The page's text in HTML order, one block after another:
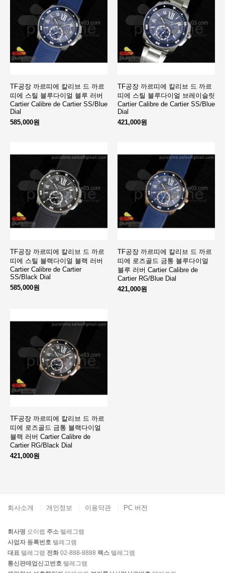
TF공장 까르띠에 칼리브 드 까르
띠에 스틸 블루다이얼 블루 러버
Cartier Calibre de Cartier SS/Blue
Dial
585,000원
TF공장 까르띠에 칼리브 드 까르
띠에 스틸 블루다이얼 브레이슬릿
Cartier Calibre de Cartier SS/Blue
Dial
421,000원
TF공장 까르띠에 칼리브 드 까르
띠에 스틸 블랙다이얼 블랙 러버
Cartier Calibre de Cartier
SS/Black Dial
585,000원
TF공장 까르띠에 칼리브 드 까르
띠에 로즈골드 금통 블루다이얼
블루 러버 Cartier Calibre de
Cartier RG/Blue Dial
421,000원
TF공장 까르띠에 칼리브 드 까르
띠에 로즈골드 금통 블랙다이얼
블랙 러버 Cartier Calibre de
Cartier RG/Black Dial
421,000원
회사소개 개인정보 이용약관 PC 버전
회사명 오이렙 주소 텔레그램
사업자 등록번호 텔레그램
대표 텔레그램 전화 02-888-8888 팩스 텔레그램
통신판매업신고번호 텔레그램